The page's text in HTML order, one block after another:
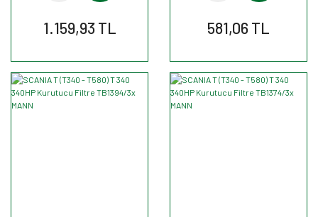
1.159,93 TL 581,06 TL